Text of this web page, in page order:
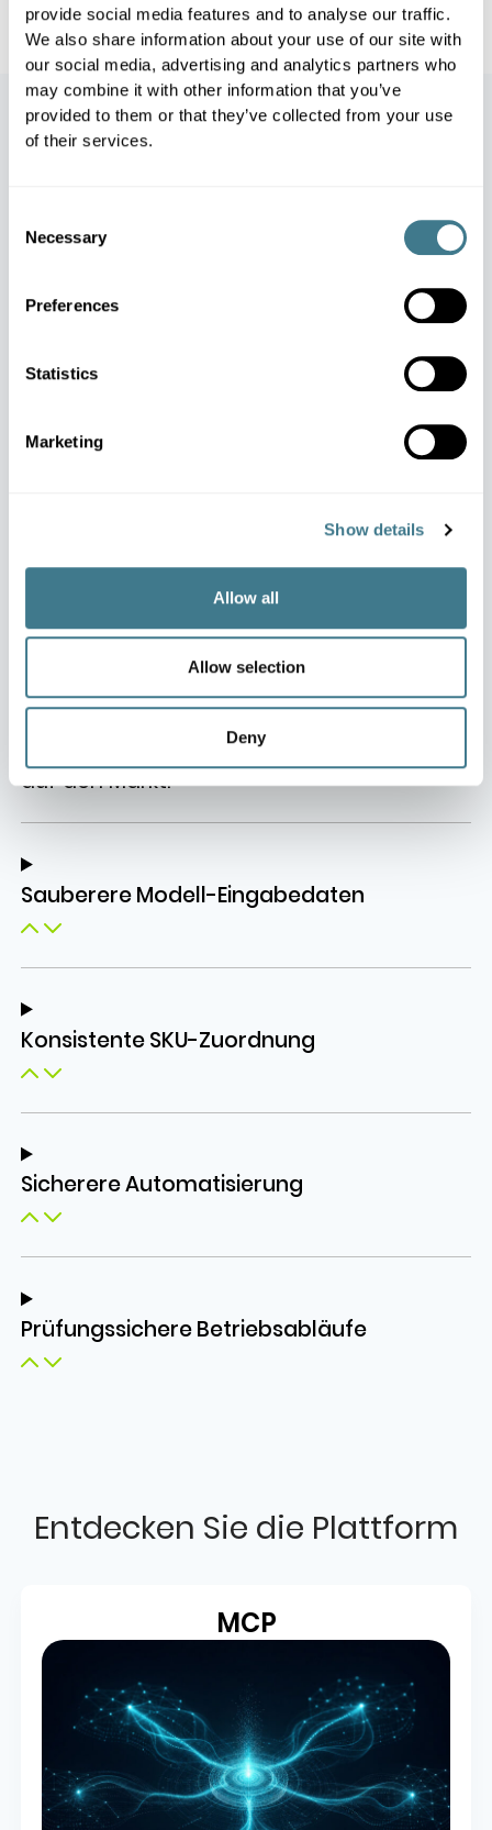
provide social media features and to analyse our traffic.
We also share information about your use of our site with
our social media, advertising and analytics partners who
may combine it with other information that you’ve
provided to them or that they’ve collected from your use
of their services.
Selection
Necessary
Preferences
Statistics
Marketing
Show details
Allow all
Allow selection
Deny
Auswirkungen auf das Geschäft
Schnellere Preisermittlung
Weniger Übergaben zwischen Analyse und
Ausführung beschleunigen die Reaktion
auf den Markt.
Sauberere Modell-Eingabedaten
Konsistente SKU-Zuordnung
Sicherere Automatisierung
Prüfungssichere Betriebsabläufe
Entdecken Sie die Plattform
MCP